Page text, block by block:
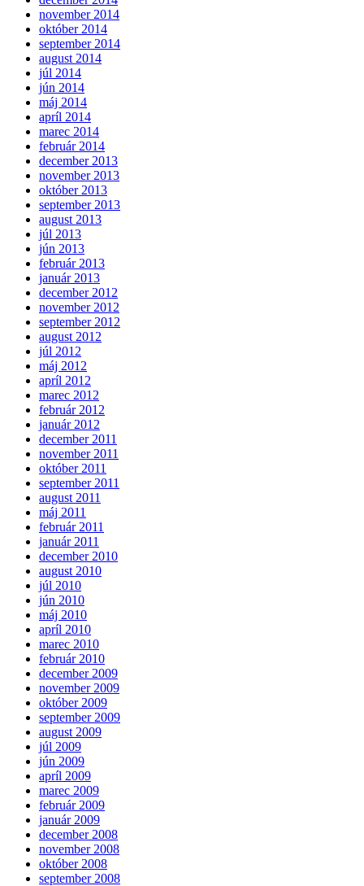
november 2014
október 2014
september 2014
august 2014
júl 2014
jún 2014
máj 2014
apríl 2014
marec 2014
február 2014
december 2013
november 2013
október 2013
september 2013
august 2013
júl 2013
jún 2013
február 2013
január 2013
december 2012
november 2012
september 2012
august 2012
júl 2012
máj 2012
apríl 2012
marec 2012
február 2012
január 2012
december 2011
november 2011
október 2011
september 2011
august 2011
máj 2011
február 2011
január 2011
december 2010
august 2010
júl 2010
jún 2010
máj 2010
apríl 2010
marec 2010
február 2010
december 2009
november 2009
október 2009
september 2009
august 2009
júl 2009
jún 2009
apríl 2009
marec 2009
február 2009
január 2009
december 2008
november 2008
október 2008
september 2008